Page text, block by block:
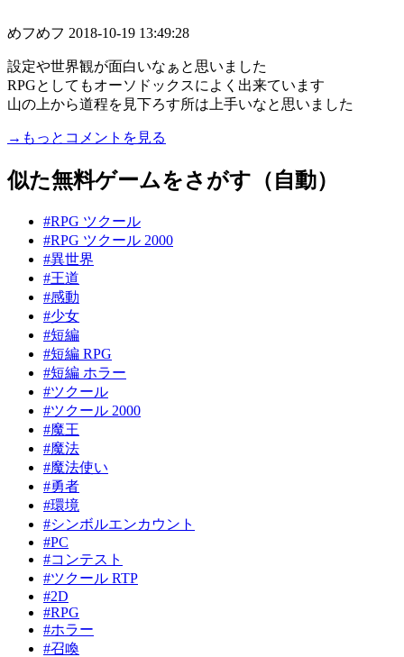
めフめフ 2018-10-19 13:49:28
設定や世界観が面白いなぁと思いました
RPGとしてもオーソドックスによく出来ています
山の上から道程を見下ろす所は上手いなと思いました
→もっとコメントを見る
似た無料ゲームをさがす（自動）
#RPG ツクール
#RPG ツクール 2000
#異世界
#王道
#感動
#少女
#短編
#短編 RPG
#短編 ホラー
#ツクール
#ツクール 2000
#魔王
#魔法
#魔法使い
#勇者
#環境
#シンボルエンカウント
#PC
#コンテスト
#ツクール RTP
#2D
#RPG
#ホラー
#召喚